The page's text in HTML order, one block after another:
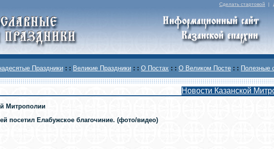
Сделать стартовой |
Праздники : : Великие Праздники : : О Постах : : О Великом Посте : : Полезные
Новости Казанской
Митрополии
посетил Елабужское благочиние. (фото/видео)